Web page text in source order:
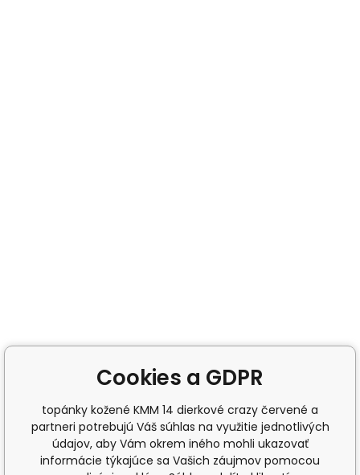
Cookies a GDPR
topánky kožené KMM 14 dierkové crazy červené a
partneri potrebujú Váš súhlas na využitie jednotlivých
údajov, aby Vám okrem iného mohli ukazovať
informácie týkajúce sa Vašich záujmov pomocou